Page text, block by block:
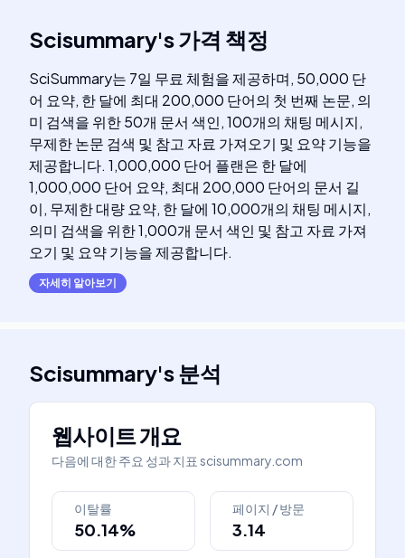
Scisummary's가격 책정
SciSummary는 7일 무료 체험을 제공하며, 50,000 단
어 요약, 한 달에 최대 200,000 단어의 첫 번째 논문, 의
미 검색을 위한 50개 문서 색인, 100개의 채팅 메시지,
무제한 논문 검색 및 참고 자료 가져오기 및 요약 기능을
제공합니다. 1,000,000 단어 플랜은 한 달에
1,000,000 단어 요약, 최대 200,000 단어의 문서 길
이, 무제한 대량 요약, 한 달에 10,000개의 채팅 메시지,
의미 검색을 위한 1,000개 문서 색인 및 참고 자료 가져
오기 및 요약 기능을 제공합니다.
자세히 알아보기
Scisummary's분석
웹사이트 개요
다음에 대한 주요 성과 지표 scisummary.com
이탈률
50.14%
페이지 / 방문
3.14